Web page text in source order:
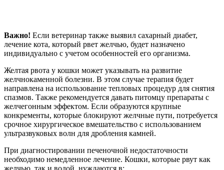
Важно! Если ветеринар также выявил сахарный диабет,
лечение кота, который рвет желчью, будет назначено
индивидуально с учетом особенностей его организма.
Желтая рвота у кошки может указывать на развитие
желчнокаменной болезни. В этом случае терапия будет
направлена на использование тепловых процедур для снятия
спазмов. Также рекомендуется давать питомцу препараты с
желчегонным эффектом. Если образуются крупные
конкременты, которые блокируют желчные пути, потребуется
срочное хирургическое вмешательство с использованием
ультразвуковых волн для дробления камней.
При диагностировании печеночной недостаточности
необходимо немедленное лечение. Кошки, которые рвут как